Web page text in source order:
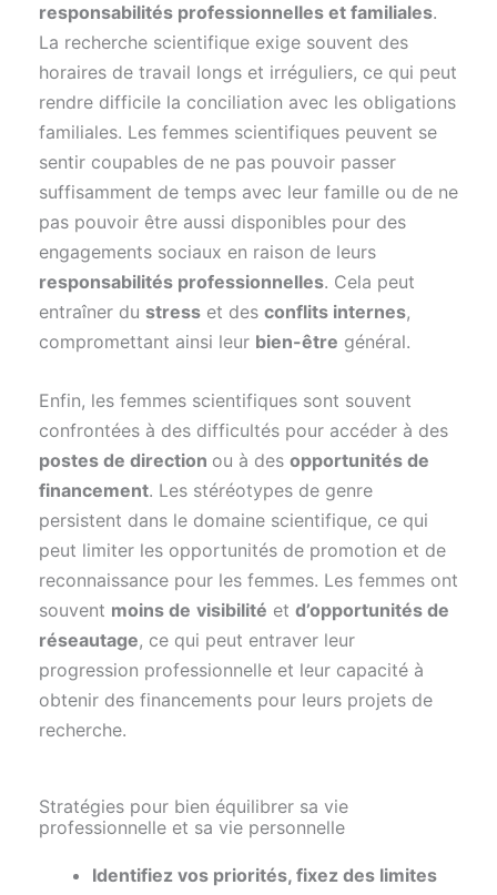
responsabilités professionnelles et familiales.
La recherche scientifique exige souvent des
horaires de travail longs et irréguliers, ce qui peut
rendre difficile la conciliation avec les obligations
familiales. Les femmes scientifiques peuvent se
sentir coupables de ne pas pouvoir passer
suffisamment de temps avec leur famille ou de ne
pas pouvoir être aussi disponibles pour des
engagements sociaux en raison de leurs
responsabilités professionnelles. Cela peut
entraîner du stresset des conflits internes,
compromettant ainsi leur bien-être général.
Enfin, les femmes scientifiques sont souvent
confrontées à des difficultés pour accéder à des
postes de direction ou à des opportunités de
financement. Les stéréotypes de genre
persistent dans le domaine scientifique, ce qui
peut limiter les opportunités de promotion et de
reconnaissance pour les femmes. Les femmes ont
souvent moins de visibilité et d’opportunités de
réseautage, ce qui peut entraver leur
progression professionnelle et leur capacité à
obtenir des financements pour leurs projets de
recherche.
Stratégies pour bien équilibrer sa vie
professionnelle et sa vie personnelle
Identifiez vos priorités, fixez des limites